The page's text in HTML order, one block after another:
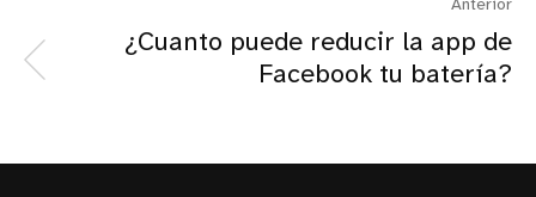
Anterior
¿Cuanto puede reducir la app de
Facebook tu batería?